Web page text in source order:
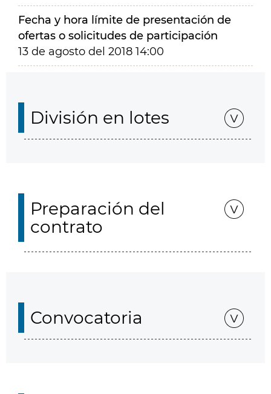
Fecha y hora límite de presentación de
ofertas o solicitudes de participación
13 de agosto del 2018 14:00
División en lotes
Preparación del
contrato
Convocatoria